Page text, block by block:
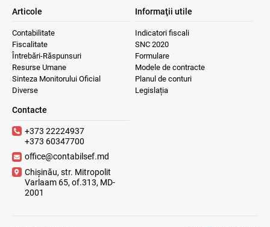
Articole
Contabilitate
Fiscalitate
Întrebări-Răspunsuri
Resurse Umane
Sinteza Monitorului Oficial
Diverse
Informaţii utile
Indicatori fiscali
SNC 2020
Formulare
Modele de contracte
Planul de conturi
Legislația
Contacte
+373 22224937
+373 60347700
office@contabilsef.md
Chișinău, str. Mitropolit
Varlaam 65, of.313, MD-
2001